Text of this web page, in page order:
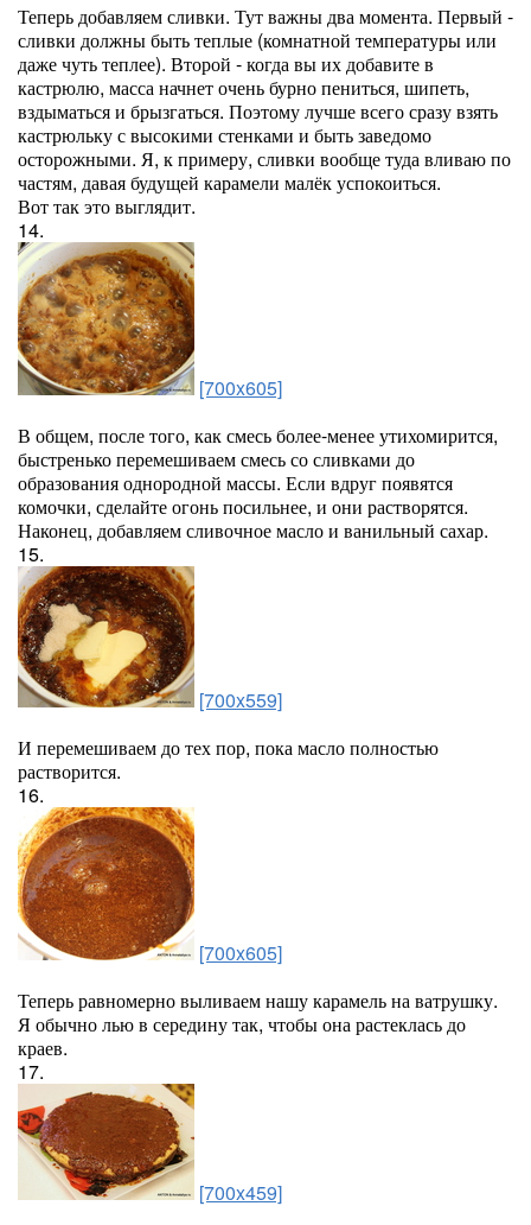
Теперь добавляем сливки. Тут важны два момента. Первый -
сливки должны быть теплые (комнатной температуры или
даже чуть теплее). Второй - когда вы их добавите в
кастрюлю, масса начнет очень бурно пениться, шипеть,
вздыматься и брызгаться. Поэтому лучше всего сразу взять
кастрюльку с высокими стенками и быть заведомо
осторожными. Я, к примеру, сливки вообще туда вливаю по
частям, давая будущей карамели малёк успокоиться.
Вот так это выглядит.
14.
[700x605]
В общем, после того, как смесь более-менее утихомирится,
быстренько перемешиваем смесь со сливками до
образования однородной массы. Если вдруг появятся
комочки, сделайте огонь посильнее, и они растворятся.
Наконец, добавляем сливочное масло и ванильный сахар.
15.
[700x559]
И перемешиваем до тех пор, пока масло полностью
растворится.
16.
[700x605]
Теперь равномерно выливаем нашу карамель на ватрушку.
Я обычно лью в середину так, чтобы она растеклась до
краев.
17.
[700x459]